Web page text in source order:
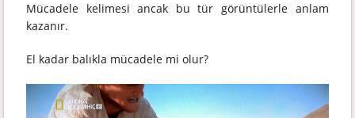
Mücadele kelimesi ancak bu tür görüntülerle anlam
kazanır.
El kadar balıkla mücadele mi olur?